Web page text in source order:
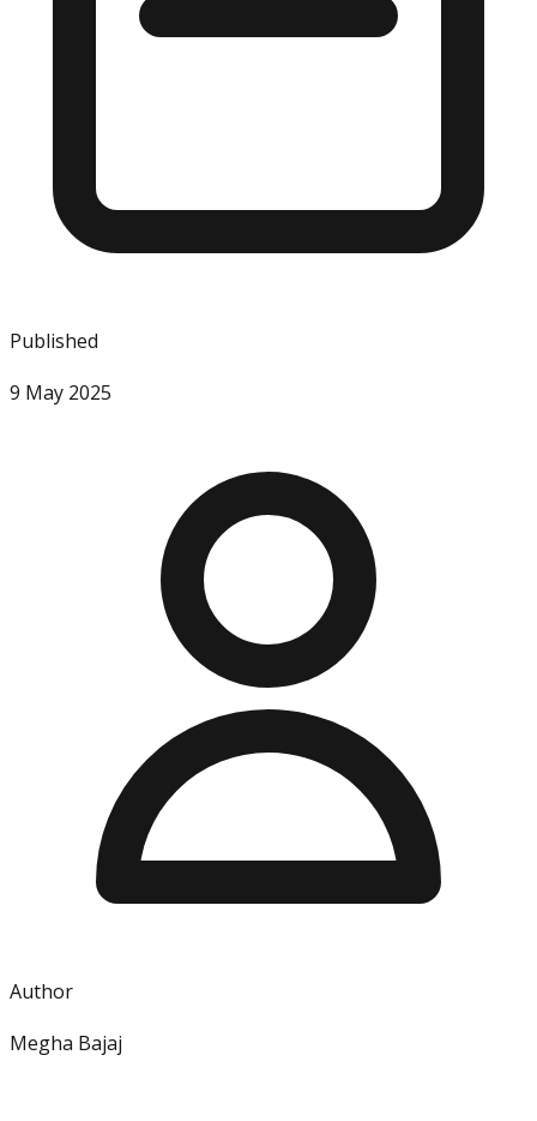
Published
9 May 2025
Author
Megha Bajaj